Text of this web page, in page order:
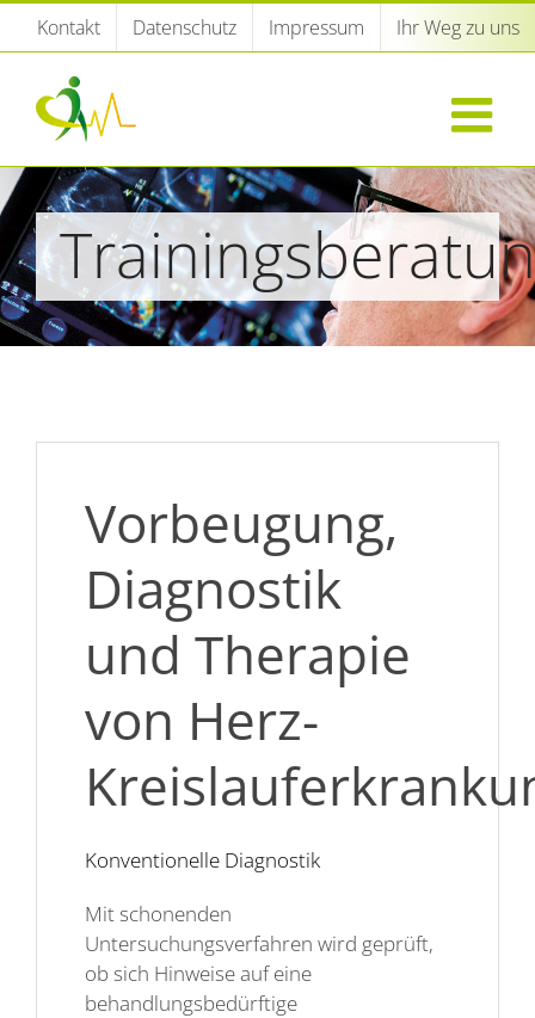
Zum
springen
Kontakt Datenschutz Impressum Ihr Weg zu uns
Vorbeugung,
Diagnostik
und Therapie
von Herz-
Konventionelle Diagnostik
Mit schonenden
Untersuchungsverfahren wird geprüft,
ob sich Hinweise auf eine
behandlungsbedürftige